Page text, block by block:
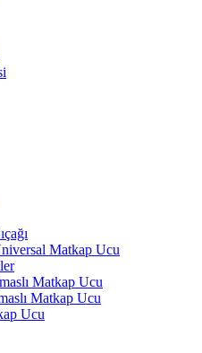
Matkap Ucu
Matkap Ucu
Matkap Ucu
Ucu